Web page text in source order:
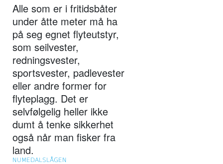
Alle som er i fritidsbåter
under åtte meter må ha
på seg egnet flyteutstyr,
som seilvester,
redningsvester,
sportsvester, padlevester
eller andre former for
flyteplagg. Det er
selvfølgelig heller ikke
dumt å tenke sikkerhet
også når man fisker fra
land.
NUMEDALSLÅGEN